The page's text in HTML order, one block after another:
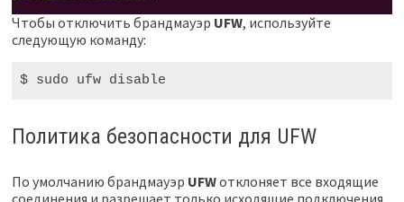
Чтобы отключить брандмауэр UFW, используйте
следующую команду:
$ sudo ufw disable
Политика безопасности для UFW
По умолчанию брандмауэр UFWотклоняет все входящие
соединения и разрешает только исходящие подключения